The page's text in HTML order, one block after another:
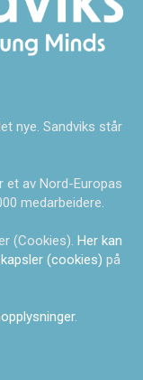
nye. Sandviks står
et av Nord-Europas
medarbeidere.
(Cookies). Her kan
(cookies) på
.